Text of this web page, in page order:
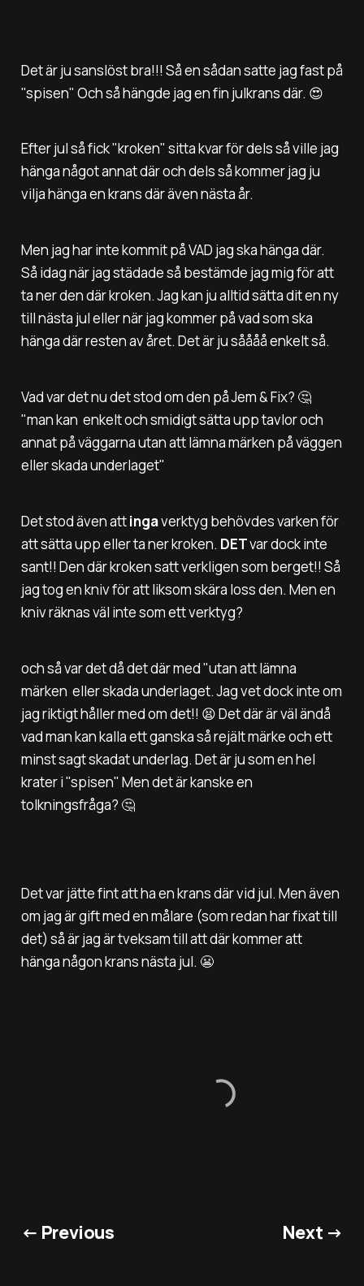
Det är ju sanslöst bra!!! Så en sådan satte jag fast på
"spisen" Och så hängde jag en fin julkrans där. 😍
Efter jul så fick "kroken" sitta kvar för dels så ville jag
hänga något annat där och dels så kommer jag ju
vilja hänga en krans där även nästa år.
Men jag har inte kommit på VAD jag ska hänga där.
Så idag när jag städade så bestämde jag mig för att
ta ner den där kroken. Jag kan ju alltid sätta dit en ny
till nästa jul eller när jag kommer på vad som ska
hänga där resten av året. Det är ju såååå enkelt så.
Vad var det nu det stod om den på Jem & Fix? 🤔
"man kan enkelt och smidigt sätta upp tavlor och
annat på väggarna utan att lämna märken på väggen
eller skada underlaget"
Det stod även attingaverktyg behövdes varken för
att sätta upp eller ta ner kroken. DETvar dock inte
sant!! Den där kroken satt verkligen som berget!! Så
jag tog en kniv för att liksom skära loss den. Men en
kniv räknas väl inte som ett verktyg?
och så var det då det där med"utan att lämna
märken eller skada underlaget.Jag vet dock inte om
jag riktigt håller med om det!! 😫 Det där är väl ändå
vad man kan kalla ett ganska så rejält märke och ett
minst sagt skadat underlag. Det är ju som en hel
krater i "spisen" Men det är kanske en
tolkningsfråga? 🤔
Det var jätte fint att ha en krans där vid jul. Men även
om jag är gift med en målare (som redan har fixat till
det) så är jag är tveksam till att där kommer att
hänga någon krans nästa jul. 😬
← Previous Next →